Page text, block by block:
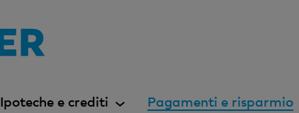
Ipoteche e crediti Pagamenti e risparmioE